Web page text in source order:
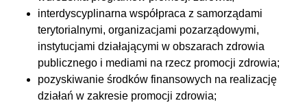
interdyscyplinarna współpraca z samorządami
terytorialnymi, organizacjami pozarządowymi,
instytucjami działającymi w obszarach zdrowia
publicznego i mediami na rzecz promocji zdrowia;
pozyskiwanie środków finansowych na realizację
działań w zakresie promocji zdrowia;